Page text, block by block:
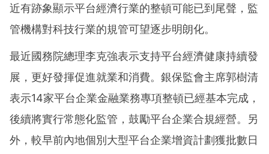
近有跡象顯示平台經濟行業的整頓可能已到尾聲，監
管機構對科技行業的規管可望逐步明朗化。
最近國務院總理李克強表示支持平台經濟健康持續發
展，更好發揮促進就業和消費。銀保監會主席郭樹清
表示14家平台企業金融業務專項整頓已經基本完成，
後續將實行常態化監管，鼓勵平台企業合規經營。另
外，較早前內地個別大型平台企業增資計劃獲批數日